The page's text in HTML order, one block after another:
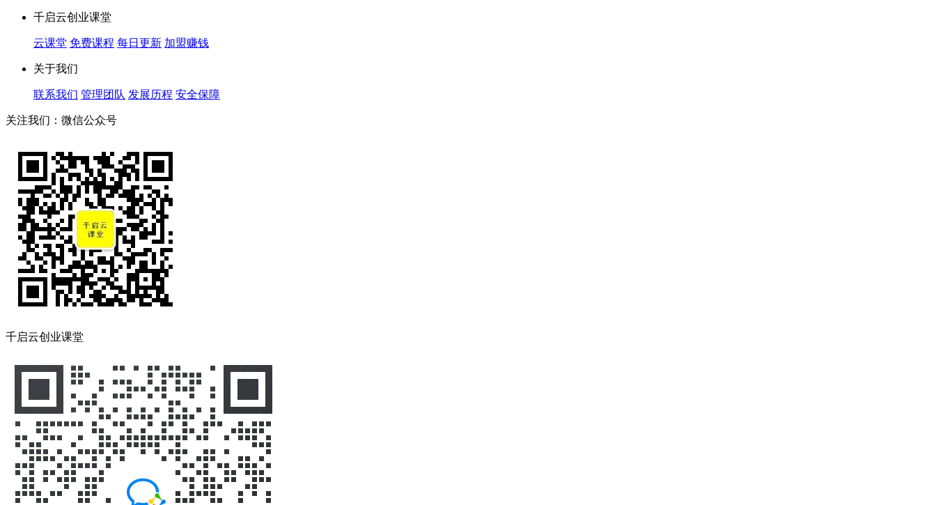
千启云创业课堂
云课堂 免费课程 每日更新 加盟赚钱
关于我们
联系我们 管理团队 发展历程 安全保障
关注我们：微信公众号
千启云创业课堂